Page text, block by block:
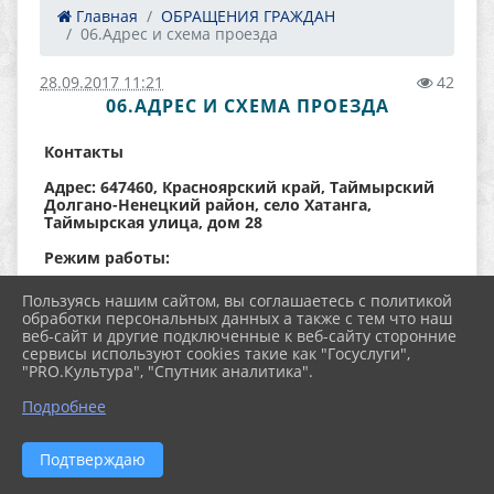
Главная
ОБРАЩЕНИЯ ГРАЖДАН
06.Адрес и схема проезда
28.09.2017 11:21 42
06.АДРЕС И СХЕМА ПРОЕЗДА
Контакты
Адрес: 647460, Красноярский край, Таймырский
Долгано-Ненецкий район, село Хатанга,
Таймырская улица, дом 28
Режим работы:
Понедельник - суббота с 9:00 - 19:00
Понедельник - пятница с 9:00 - 17:15
Телефон/факс:8(39176)2-14-95
E-mail:taimyr2.2.do@mail.ru
Карта:
Пользуясь нашим сайтом, вы соглашаетесь с политикой
обработки персональных данных а также с тем что наш
веб-сайт и другие подключенные к веб-сайту сторонние
сервисы используют cookies такие как "Госуслуги",
"PRO.Культура", "Спутник аналитика".
Подробнее
Подтверждаю